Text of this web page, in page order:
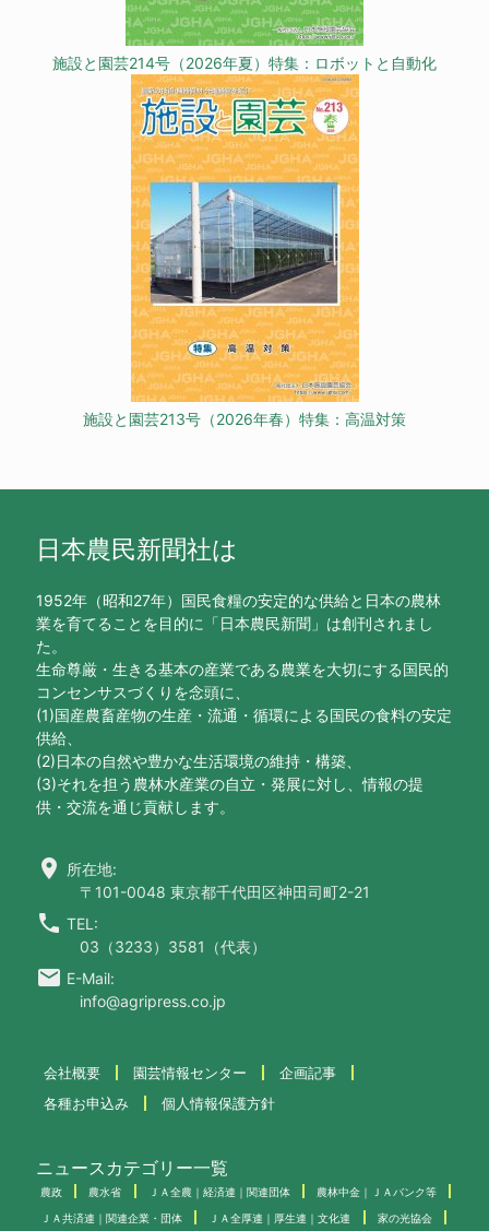
施設と園芸214号（2026年夏）特集：ロボットと自動化
施設と園芸213号（2026年春）特集：高温対策
日本農民新聞社は
1952年（昭和27年）国民食糧の安定的な供給と日本の農林
業を育てることを目的に「日本農民新聞」は創刊されまし
た。
生命尊厳・生きる基本の産業である農業を大切にする国民的
コンセンサスづくりを念頭に、
(1)国産農畜産物の生産・流通・循環による国民の食料の安定
供給、
(2)日本の自然や豊かな生活環境の維持・構築、
(3)それを担う農林水産業の自立・発展に対し、情報の提
供・交流を通じ貢献します。
location_on 所在地:
〒101-0048 東京都千代田区神田司町2-21
call TEL:
03（3233）3581（代表）
email E-Mail:
info@agripress.co.jp
会社概要 園芸情報センター
企画記事
各種お申込み
個人情報保護方針
ニュースカテゴリー一覧
農政 農水省 ＪＡ全農｜経済連｜関連団体 農林中金｜ＪＡバンク等
ＪＡ共済連｜関連企業・団体 ＪＡ全厚連｜厚生連｜文化連 家の光協会